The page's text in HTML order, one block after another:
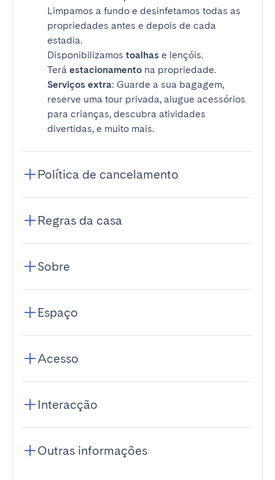
Limpamos a fundo e desinfetamos todas as
propriedades antes e depois de cada
estadia.
Disponibilizamos toalhas e lençóis.
Terá estacionamento na propriedade.
Serviços extra: Guarde a sua bagagem,
reserve uma tour privada, alugue acessórios
para crianças, descubra atividades
divertidas, e muito mais.
Política de cancelamento
Regras da casa
Sobre
Espaço
Acesso
Interacção
Outras informações